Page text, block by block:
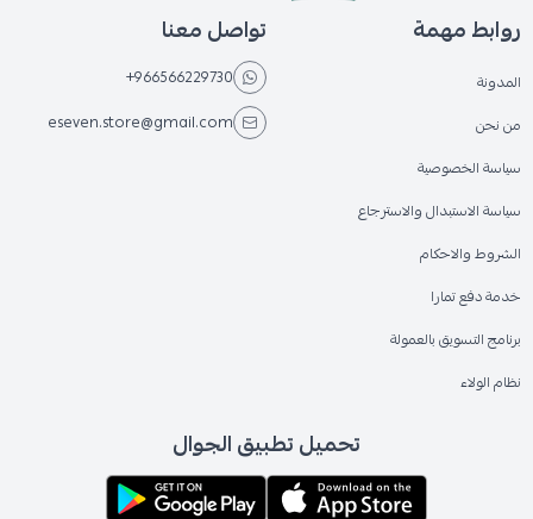
روابط مهمة
المدونة
من نحن
سياسة الخصوصية
سياسة الاستبدال والاسترجاع
الشروط والاحكام
خدمة دفع تمارا
برنامج التسويق بالعمولة
نظام الولاء
تواصل معنا
+966566229730
eseven.store@gmail.com
تحميل تطبيق الجوال